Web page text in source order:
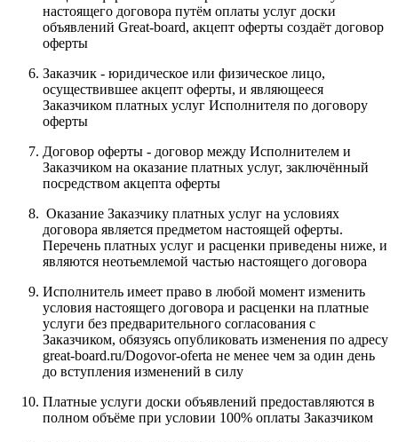
настоящего договора путём оплаты услуг доски
объявлений Great-board, акцепт оферты создаёт договор
оферты
Заказчик - юридическое или физическое лицо,
осуществившее акцепт оферты, и являющееся
Заказчиком платных услуг Исполнителя по договору
оферты
Договор оферты - договор между Исполнителем и
Заказчиком на оказание платных услуг, заключённый
посредством акцепта оферты
Оказание Заказчику платных услуг на условиях
договора является предметом настоящей оферты.
Перечень платных услуг и расценки приведены ниже, и
являются неотьемлемой частью настоящего договора
Исполнитель имеет право в любой момент изменить
условия настоящего договора и расценки на платные
услуги без предварительного согласования с
Заказчиком, обязуясь опубликовать изменения по адресу
great-board.ru/Dogovor-oferta не менее чем за один день
до вступления изменений в силу
Платные услуги доски объявлений предоставляются в
полном объёме при условии 100% оплаты Заказчиком